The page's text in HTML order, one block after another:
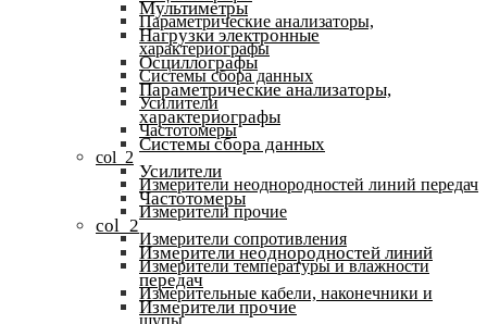
Параметрические анализаторы,
характериографы
Системы сбора данных
Усилители
Частотомеры
col_2
Измерители неоднородностей линий передач
Измерители прочие
Измерители сопротивления
Измерители температуры и влажности
Измерительные кабели, наконечники и
щупы
Мультиметры
Нагрузки электронные
Осциллографы
Параметрические анализаторы,
характериографы
Системы сбора данных
Усилители
Частотомеры
col_2
Измерители неоднородностей линий
передач
Измерители прочие